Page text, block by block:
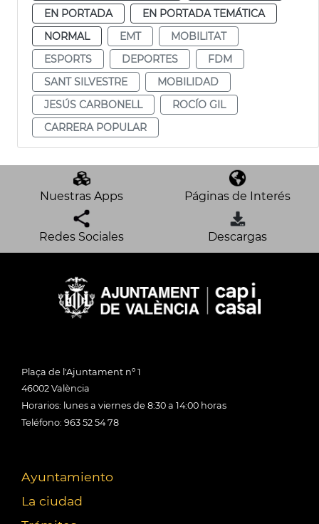
EN PORTADA
EN PORTADA TEMÁTICA
NORMAL
EMT
MOBILITAT
ESPORTS
DEPORTES
FDM
SANT SILVESTRE
MOBILIDAD
JESÚS CARBONELL
ROCÍO GIL
CARRERA POPULAR
Nuestras Apps Páginas de Interés
Redes Sociales Descargas
Plaça de l'Ajuntament nº 1
46002 València
Horarios: lunes a viernes de 8:30 a 14:00 horas
Teléfono: 963 52 54 78
Ayuntamiento
La ciudad